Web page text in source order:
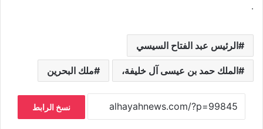
.
الرئيس عبد الفتاح السيسي
الملك حمد بن عيسى آل خليفة، ملك البحرين
نسخ الرابط